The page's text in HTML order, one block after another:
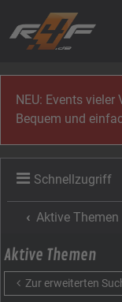
NEU: Events
Bequem und
Schnellzugriff
Aktive Themen
Aktive Themen
Zur erweiterten